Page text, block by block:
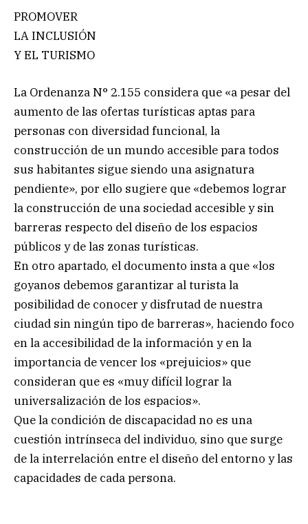
PROMOVER
LA INCLUSIÓN
Y EL TURISMO
La Ordenanza N° 2.155 considera que «a pesar del
aumento de las ofertas turísticas aptas para
personas con diversidad funcional, la
construcción de un mundo accesible para todos
sus habitantes sigue siendo una asignatura
pendiente», por ello sugiere que «debemos lograr
la construcción de una sociedad accesible y sin
barreras respecto del diseño de los espacios
públicos y de las zonas turísticas.
En otro apartado, el documento insta a que «los
goyanos debemos garantizar al turista la
posibilidad de conocer y disfrutad de nuestra
ciudad sin ningún tipo de barreras», haciendo foco
en la accesibilidad de la información y en la
importancia de vencer los «prejuicios» que
consideran que es «muy difícil lograr la
universalización de los espacios».
Que la condición de discapacidad no es una
cuestión intrínseca del individuo, sino que surge
de la interrelación entre el diseño del entorno y las
capacidades de cada persona.